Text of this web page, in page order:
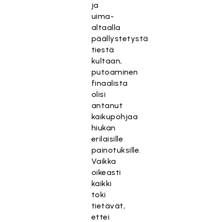
ja
uima-
altaalla
päällystetystä
tiestä
kultaan,
putoaminen
finaalista
olisi
antanut
kaikupohjaa
hiukan
erilaisille
painotuksille.
Vaikka
oikeasti
kaikki
toki
tietävät,
ettei